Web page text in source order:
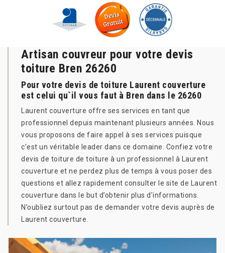
Artisan couvreur pour votre devis
toiture Bren 26260
Pour votre devis de toiture Laurent couverture
est celui qu`il vous faut à Bren dans le 26260
Laurent couverture offre ses services en tant que
professionnel depuis maintenant plusieurs années. Nous
vous proposons de faire appel à ses services puisque
c’est un véritable leader dans ce domaine. Confiez votre
devis de toiture de toiture à un professionnel à Laurent
couverture et ne perdez plus de temps à vous poser des
questions et allez rapidement consulter le site de Laurent
couverture dans le but d’obtenir plus d’informations.
N’oubliez surtout pas de demander votre devis auprès de
Laurent couverture.